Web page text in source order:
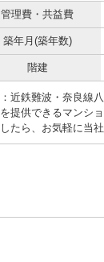
管理費・共益費
築年月(築年数)
階建
近鉄難波・奈良線
提供できるマンシ
たら、お気軽に当